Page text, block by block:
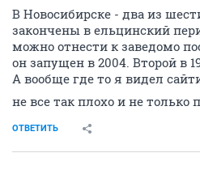
В Новосибирске - два из
закончены в ельцинский
можно отнести к заведомо
он запущен в 2004. Второй в
А вообще где то я видел
не все так плохо и не только
ОТВЕТИТЬ